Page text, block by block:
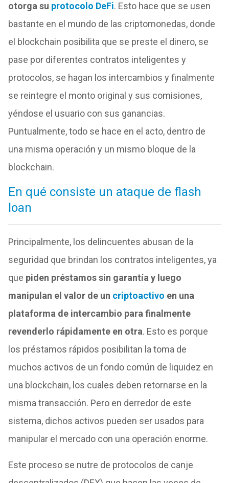
otorga su protocolo DeFi. Esto hace que se usen
bastante en el mundo de las criptomonedas, donde
el blockchain posibilita que se preste el dinero, se
pase por diferentes contratos inteligentes y
protocolos, se hagan los intercambios y finalmente
se reintegre el monto original y sus comisiones,
yéndose el usuario con sus ganancias.
Puntualmente, todo se hace en el acto, dentro de
una misma operación y un mismo bloque de la
blockchain.
En qué consiste un ataque de flash
loan
Principalmente, los delincuentes abusan de la
seguridad que brindan los contratos inteligentes, ya
que piden préstamos sin garantía y luego
manipulan el valor de un criptoactivo en una
plataforma de intercambio para finalmente
revenderlo rápidamente en otra. Esto es porque
los préstamos rápidos posibilitan la toma de
muchos activos de un fondo común de liquidez en
una blockchain, los cuales deben retornarse en la
misma transacción. Pero en derredor de este
sistema, dichos activos pueden ser usados para
manipular el mercado con una operación enorme.
Este proceso se nutre de protocolos de canje